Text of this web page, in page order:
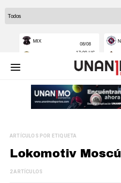
ARTÍCULOS POR ETIQUETA
Lokomotiv Moscú
2 ARTÍCULOS